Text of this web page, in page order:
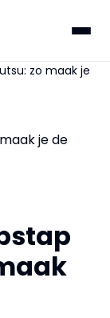
zo maak je